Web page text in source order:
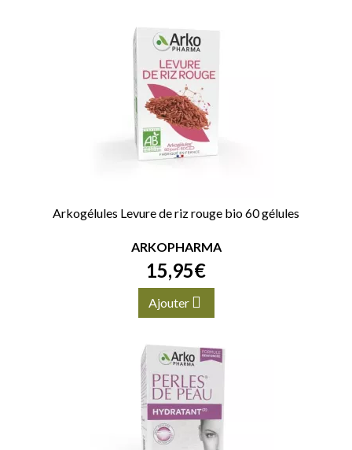
Arkogélules Levure de riz rouge bio 60 gélules
ARKOPHARMA
15,95€
Ajouter